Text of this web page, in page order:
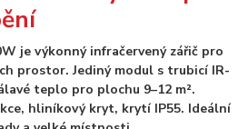
je výkonný infračervený zářič pro
prostor. Jediný modul s trubicí IR-
teplo pro plochu 9–12 m².
hliníkový kryt, krytí IP55. Ideální